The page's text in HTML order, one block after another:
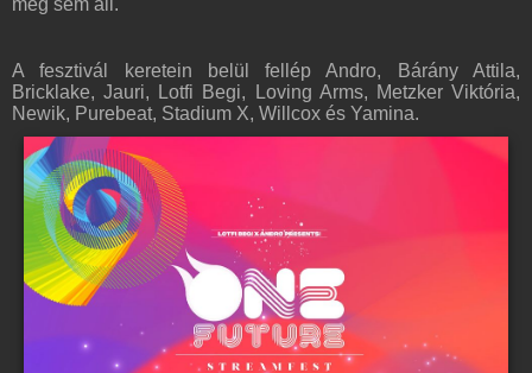
meg sem áll.
A fesztivál keretein belül fellép Andro, Bárány Attila,
Bricklake, Jauri, Lotfi Begi, Loving Arms, Metzker Viktória,
Newik, Purebeat, Stadium X, Willcox és Yamina.